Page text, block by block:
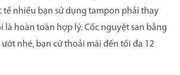
tế nhiều bạn sử dụng tampon phải thay
hoàn toàn hợp lý. Cốc nguyệt san bằng
nhé, bạn cứ thoải mái đến tối đa 12